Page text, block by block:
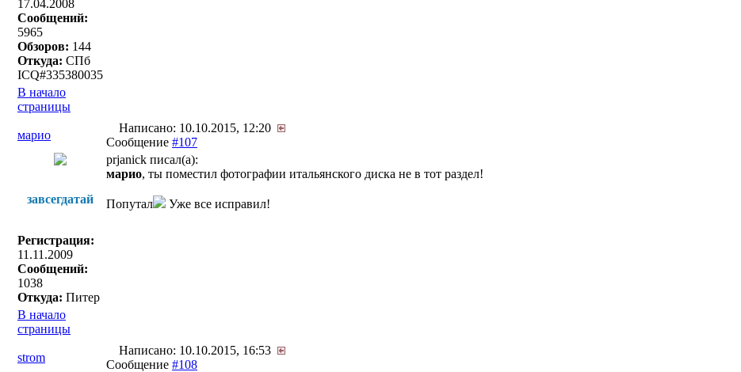
17.04.2008
Сообщений:
5965
Обзоров: 144
Откуда: СПб
ICQ#335380035
В начало
страницы
марио
Написано: 10.10.2015, 12:20
Сообщение #107
завсегдатай
Регистрация:
11.11.2009
Сообщений:
1038
Откуда: Питер
prjanick писал(a):
марио, ты поместил фотографии итальянского диска не в тот раздел!
Попутал Уже все исправил!
В начало
страницы
strom
Написано: 10.10.2015, 16:53
Сообщение #108